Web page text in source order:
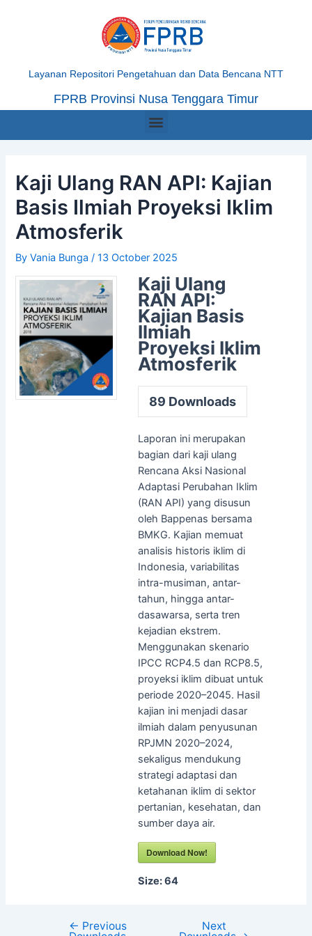
Layanan Repositori Pengetahuan dan Data Bencana NTT
FPRB Provinsi Nusa Tenggara Timur
Menu
Kaji Ulang RAN API: Kajian
Basis Ilmiah Proyeksi Iklim
Atmosferik
ByVania Bunga/13 October 2025
Kaji Ulang
RAN API:
Kajian Basis
Ilmiah
Proyeksi Iklim
Atmosferik
89 Downloads
Laporan ini merupakan
bagian dari kaji ulang
Rencana Aksi Nasional
Adaptasi Perubahan Iklim
(RAN API) yang disusun
oleh Bappenas bersama
BMKG. Kajian memuat
analisis historis iklim di
Indonesia, variabilitas
intra-musiman, antar-
tahun, hingga antar-
dasawarsa, serta tren
kejadian ekstrem.
Menggunakan skenario
IPCC RCP4.5 dan RCP8.5,
proyeksi iklim dibuat untuk
periode 2020–2045. Hasil
kajian ini menjadi dasar
ilmiah dalam penyusunan
RPJMN 2020–2024,
sekaligus mendukung
strategi adaptasi dan
ketahanan iklim di sektor
pertanian, kesehatan, dan
sumber daya air.
Download Now!
Size:64
← Previous Next